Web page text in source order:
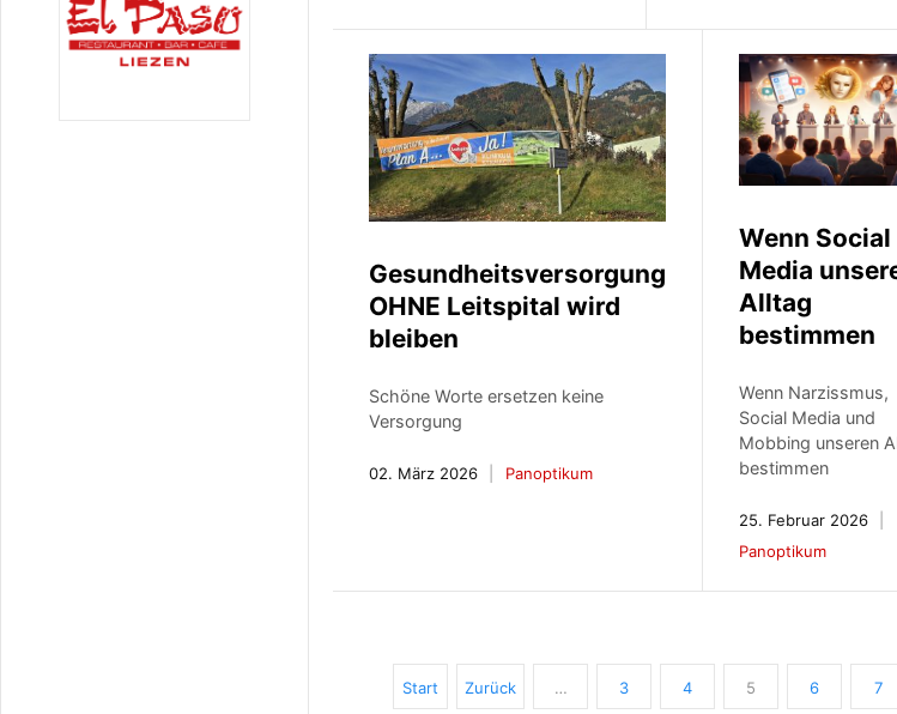
Gesundheitsversorgung
OHNE Leitspital wird
bleiben
Schöne Worte ersetzen keine
Versorgung
02. März 2026 Panoptikum
Wenn Social
Media
Alltag
bestimmen
Wenn Narzissmus,
Social Media und
Mobbing unseren
bestimmen
25. Februar 2026
Panoptikum
Start Zurück … 3 4 5 6 7